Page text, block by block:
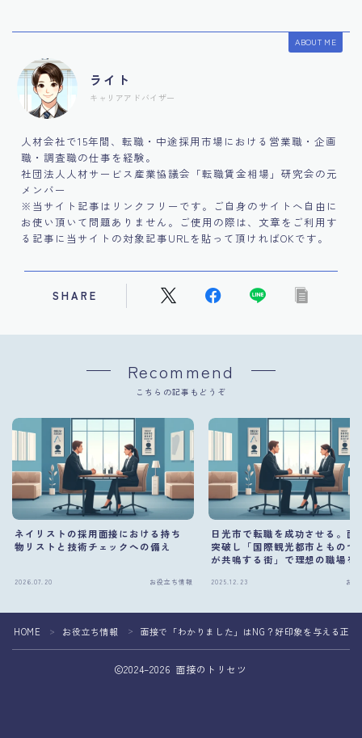
ABOUT ME
ライト
キャリアアドバイザー
人材会社で15年間、転職・中途採用市場における営業職・企画
職・調査職の仕事を経験。
社団法人人材サービス産業協議会「転職賃金相場」研究会の元
メンバー
※当サイト記事はリンクフリーです。ご自身のサイトへ自由に
お使い頂いて問題ありません。ご使用の際は、文章をご利用す
る記事に当サイトの対象記事URLを貼って頂ければOKです。
SHARE
Recommend
こちらの記事もどうぞ
ネイリストの採用面接における持ち
物リストと技術チェックへの備え
2026.07.20 お役立ち情報
日光市で転職を成功させる。面
突破し「国際観光都市とものづ
が共鳴する街」で理想の職場を
2025.12.23 お
HOME ＞ お役立ち情報 ＞ 面接で「わかりました」はNG？好印象を与える正
2024–2026 面接のトリセツ